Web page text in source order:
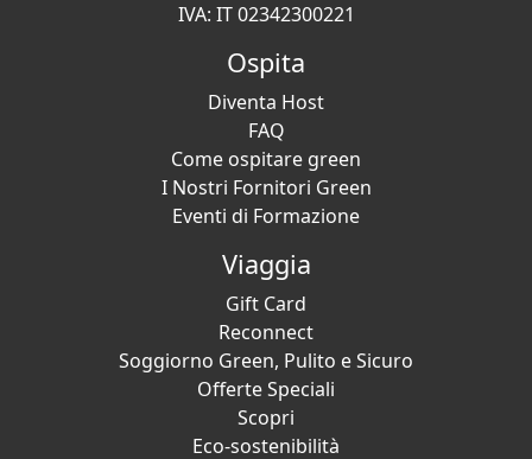
IVA: IT 02342300221
Ospita
Diventa Host
FAQ
Come ospitare green
I Nostri Fornitori Green
Eventi di Formazione
Viaggia
Gift Card
Reconnect
Soggiorno Green, Pulito e Sicuro
Offerte Speciali
Scopri
Eco-sostenibilità